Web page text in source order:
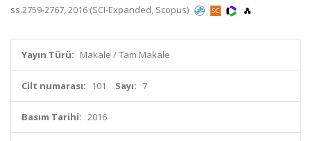
ss.2759-2767, 2016 (SCI-Expanded, Scopus)
Yayın Türü: Makale / Tam Makale
Cilt numarası: 101 Sayı: 7
Basım Tarihi: 2016